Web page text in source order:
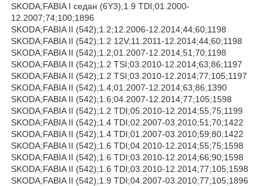
SKODA;FABIA I седан (6Y3);1.9 TDI;01.2000-
12.2007;74;100;1896
SKODA;FABIA II (542);1.2;12.2006-12.2014;44;60;1198
SKODA;FABIA II (542);1.2 12V;11.2011-12.2014;44;60;1198
SKODA;FABIA II (542);1.2;01.2007-12.2014;51;70;1198
SKODA;FABIA II (542);1.2 TSI;03.2010-12.2014;63;86;1197
SKODA;FABIA II (542);1.2 TSI;03.2010-12.2014;77;105;1197
SKODA;FABIA II (542);1.4;01.2007-12.2014;63;86;1390
SKODA;FABIA II (542);1.6;04.2007-12.2014;77;105;1598
SKODA;FABIA II (542);1.2 TDI;05.2010-12.2014;55;75;1199
SKODA;FABIA II (542);1.4 TDI;02.2007-03.2010;51;70;1422
SKODA;FABIA II (542);1.4 TDI;01.2007-03.2010;59;80;1422
SKODA;FABIA II (542);1.6 TDI;04.2010-12.2014;55;75;1598
SKODA;FABIA II (542);1.6 TDI;03.2010-12.2014;66;90;1598
SKODA;FABIA II (542);1.6 TDI;03.2010-12.2014;77;105;1598
SKODA;FABIA II (542);1.9 TDI;04.2007-03.2010;77;105;1896